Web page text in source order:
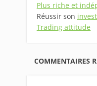
Plus riche et
Réussir son
Trading attitude
COMMENTAIRES